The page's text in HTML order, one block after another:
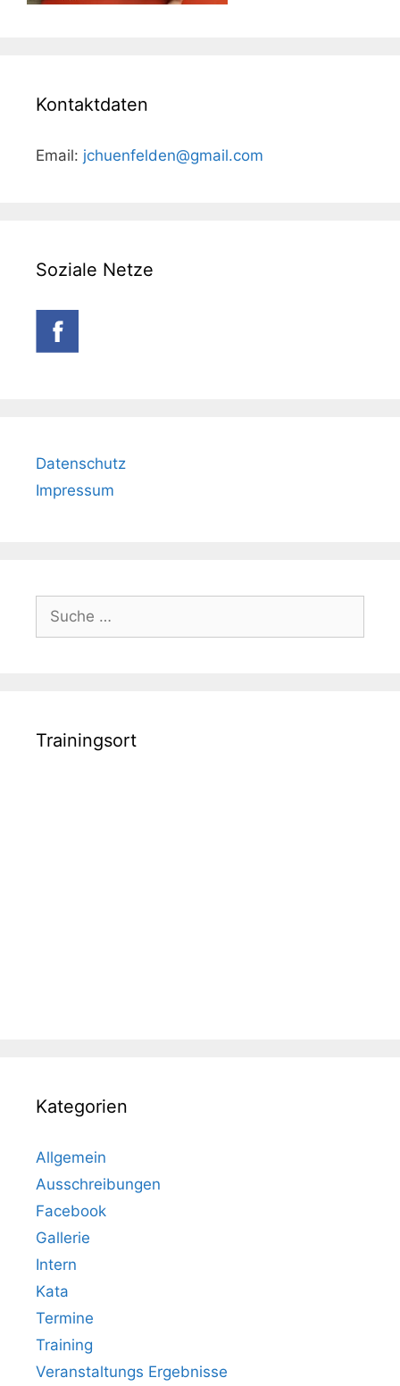
Kontaktdaten
Email: jchuenfelden@gmail.com
Soziale Netze
Datenschutz
Impressum
Suche
nach:
Trainingsort
Kategorien
Allgemein
Ausschreibungen
Facebook
Gallerie
Intern
Kata
Termine
Training
Veranstaltungs Ergebnisse